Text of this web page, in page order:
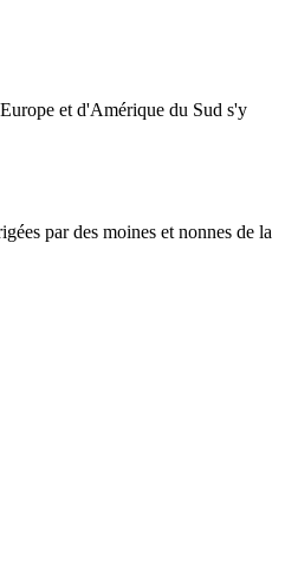
et d'Amérique du Sud s'y
par des moines et nonnes de la